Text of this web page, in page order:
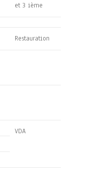
et 3 ième
Restauration
VDA